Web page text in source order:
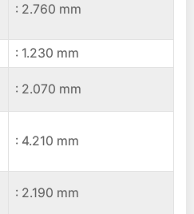
: 2.760 mm
: 1.230 mm
: 2.070 mm
: 4.210 mm
: 2.190 mm